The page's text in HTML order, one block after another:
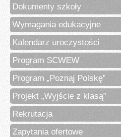
Dokumenty szkoły
Wymagania edukacyjne
Kalendarz uroczystości
Program SCWEW
Program „Poznaj Polskę”
Projekt „Wyjście z klasą”
Rekrutacja
Zapytania ofertowe